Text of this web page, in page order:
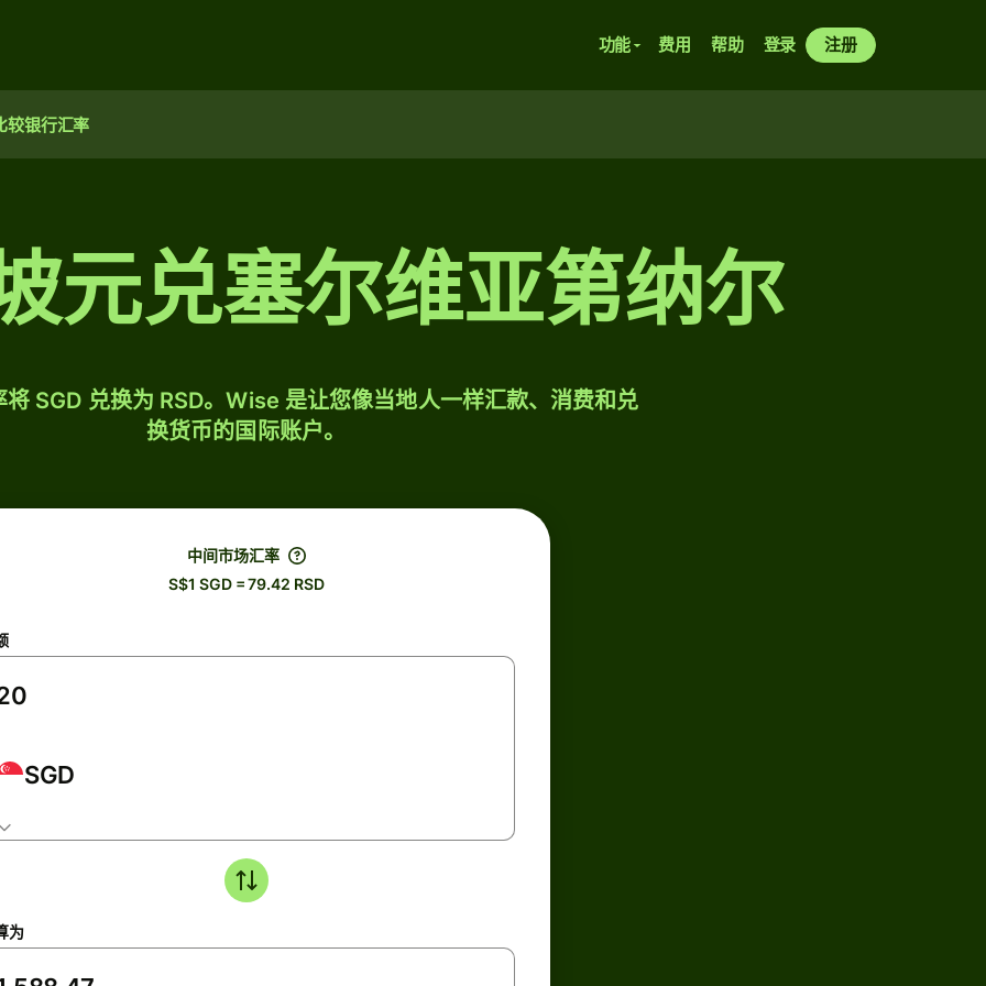
功能 费用 帮助 登录 注册
较银行汇率
元兑塞尔维亚第纳尔
SGD 兑换为 RSD。Wise 是让您像当地人一样汇款、消费和兑
换货币的国际账户。
中间市场汇率
S$1 SGD = 79.42 RSD
SGD
为